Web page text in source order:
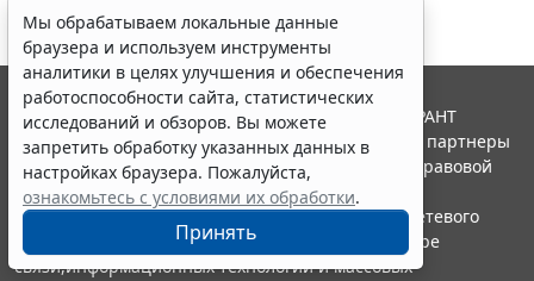
Мы обрабатываем локальные данные
браузера и используем инструменты
аналитики в целях улучшения и обеспечения
работоспособности сайта, статистических
исследований и обзоров. Вы можете
запретить обработку указанных данных в
настройках браузера. Пожалуйста,
ознакомьтесь с условиями их обработки.
Принять
© ООО "НПП "ГАРАНТ-СЕРВИС", 2026. Система ГАРАНТ
выпускается с 1990 года. Компания "Гарант" и ее партнеры
являются участниками Российской ассоциации правовой
информации ГАРАНТ.
Портал ГАРАНТ.РУ зарегистрирован в качестве сетевого
издания Федеральной службой по надзору в сфере
связи,информационных технологий и массовых